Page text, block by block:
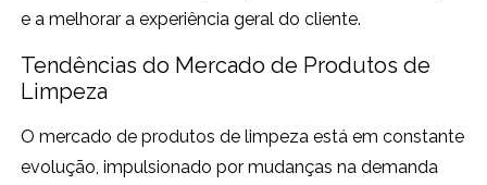
e a melhorar a experiência geral do cliente.
Tendências do Mercado de Produtos de
Limpeza
O mercado de produtos de limpeza está em constante
evolução, impulsionado por mudanças na demanda